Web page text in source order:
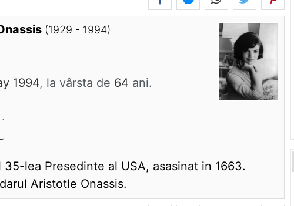
(1929 - 1994)
1994, la vârsta de 64 ani.
lea Presedinte al USA, asasinat in 1663.
Aristotle Onassis.